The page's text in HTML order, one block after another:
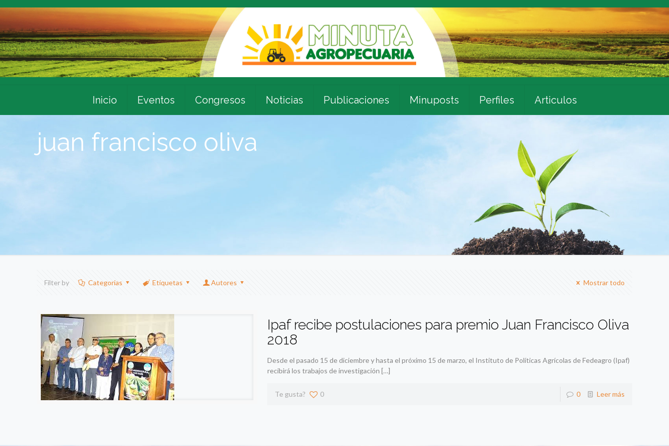
Inicio Eventos Congresos Noticias Publicaciones Minuposts Perfiles Articulos
juan francisco oliva
Filter by Categorias Etiquetas Autores Mostrar todo
Ipaf recibe postulaciones para premio Juan Francisco Oliva
2018
Desde el pasado 15 de diciembre y hasta el próximo 15 de marzo, el Instituto de Políticas Agrícolas de Fedeagro (Ipaf)
recibirá los trabajos de investigación […]
Te gusta? 0 0 Leer más